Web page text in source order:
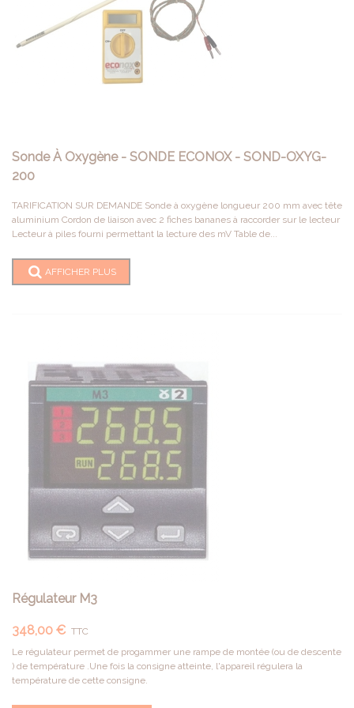
Sonde À Oxygène - SONDE ECONOX - SOND-OXYG-
200
TARIFICATION SUR DEMANDE Sonde à oxygène longueur 200 mm avec tête
aluminium Cordon de liaison avec 2 fiches bananes à raccorder sur le lecteur
Lecteur à piles fourni permettant la lecture des mV Table de...
AFFICHER PLUS
Régulateur M3
348,00 € TTC
Le régulateur permet de progammer une rampe de montée (ou de descente
) de température .Une fois la consigne atteinte, l'appareil régulera la
température de cette consigne.